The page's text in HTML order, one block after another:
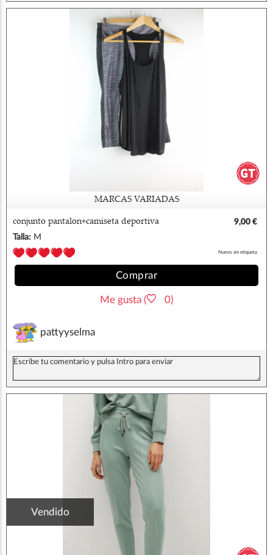
MARCAS VARIADAS
conjunto pantalon+camiseta deportiva
decathlon m
9,00 €
Talla: M
Nuevo sin etiqueta
Comprar
Me gusta ( 0)
pattyyselma
Vendido